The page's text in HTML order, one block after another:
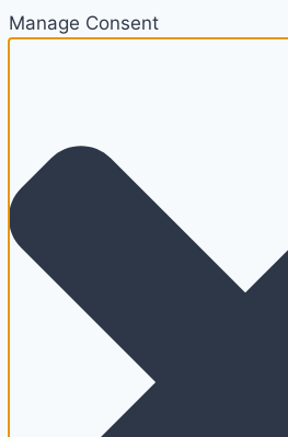
Manage Consent